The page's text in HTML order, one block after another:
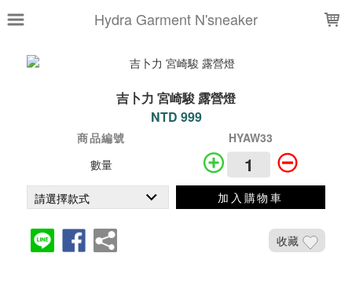
Hydra Garment N'sneaker
吉卜力 宮崎駿 露營燈
NTD 999
商品編號
HYAW33
數量
加入購物車
收藏